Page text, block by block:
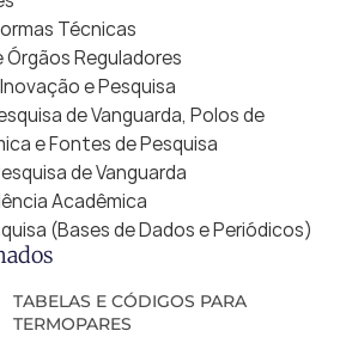
Técnicas
Órgãos Reguladores
e Pesquisa
de Vanguarda, Polos de
e Fontes de Pesquisa
de Vanguarda
Acadêmica
(Bases de Dados e Periódicos)
TABELAS E CÓDIGOS PARA
TERMOPARES